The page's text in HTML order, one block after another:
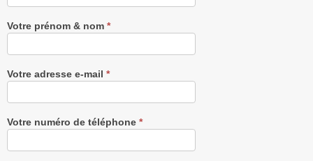
gratuitement
Votre prénom & nom *
Votre adresse e-mail *
Votre numéro de téléphone *